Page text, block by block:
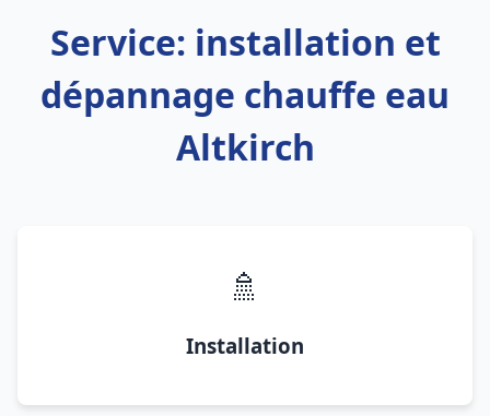
Service: installation et
dépannage chauffe eau
Altkirch
🚿
Installation